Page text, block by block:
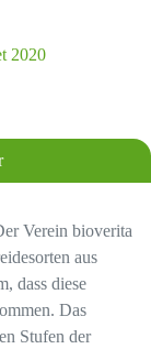
2020
Verein bioverita
aus
dass diese
Das
Stufen der